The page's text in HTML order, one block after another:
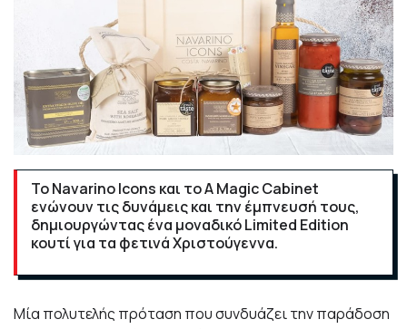
Το Navarino Icons και το A Magic Cabinet
ενώνουν τις δυνάμεις και την έμπνευσή τους,
δημιουργώντας ένα μοναδικό Limited Edition
κουτί για τα φετινά Χριστούγεννα.
Μία πολυτελής πρόταση που συνδυάζει την παράδοση